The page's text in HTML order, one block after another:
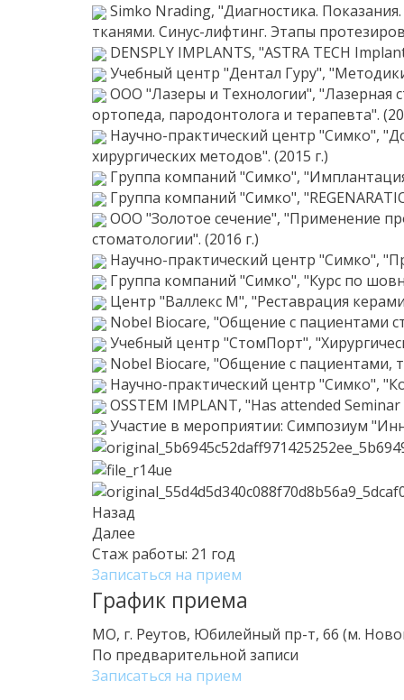
Simko Nrading, "Диагностика.
тканями. Синус-лифтинг. Этапы
DENSPLY IMPLANTS, "ASTRA TECH
Учебный центр "Дентал Гуру",
ООО "Лазеры и Технологии", "Лазерная
ортопеда, пародонтолога и терапевта".
Научно-практический центр "Симко",
хирургических методов". (2015 г.)
Группа компаний "Симко",
Группа компаний "Симко",
ООО "Золотое сечение", "Применение
стоматологии". (2016 г.)
Научно-практический центр "Симко",
Группа компаний "Симко", "Курс по
Центр "Валлекс М", "Реставрация
Nobel Biocare, "Общение с пациентами
Учебный центр "СтомПорт",
Nobel Biocare, "Общение с пациентами,
Научно-практический центр "Симко",
OSSTEM IMPLANT, "Has attended
Участие в мероприятии: Симпозиум
Назад
Далее
Стаж работы: 21 год
Записаться на прием
График приема
МО, г. Реутов, Юбилейный пр-т, 66 (м.
По предварительной записи
Записаться на прием